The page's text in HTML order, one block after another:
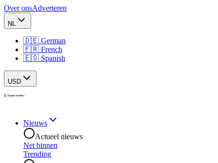
Over onsAdverteren
NL
🇩🇪 German
🇫🇷 French
🇪🇸 Spanish
USD
Nieuws
Actueel nieuws
Net binnen
Trending